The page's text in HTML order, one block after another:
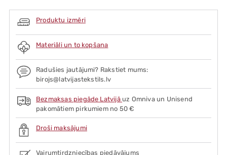
Produktu izmēri
Materiāli un to kopšana
Radušies jautājumi? Rakstiet mums:
birojs@latvijastekstils.lv
Bezmaksas piegāde Latvijā uz Omniva un Unisend
pakomātiem pirkumiem no 50 €
Droši maksājumi
Vairumtirdzniecības piedāvājums